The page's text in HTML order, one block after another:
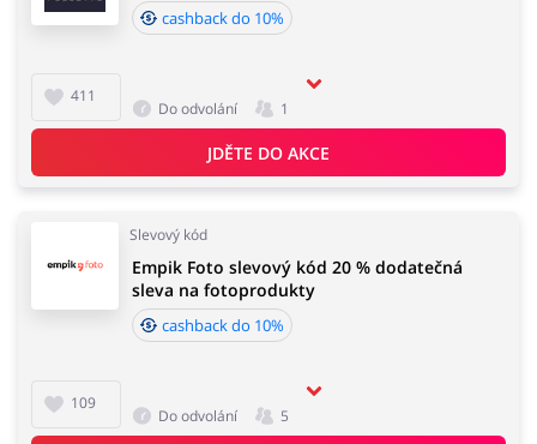
411
cashback do 10%
Do odvolání 1
JDĚTE DO AKCE
Slevový kód
109
Empik Foto slevový kód 20 % dodatečná
sleva na fotoprodukty
cashback do 10%
Do odvolání 5